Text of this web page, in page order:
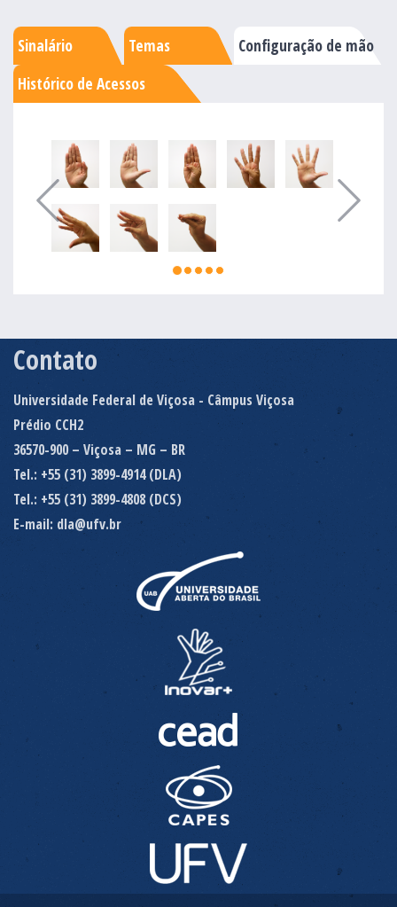
Sinalário Temas
Configuração de mão
Histórico de Acessos
Contato
Universidade Federal de Viçosa - Câmpus Viçosa
Prédio CCH2
36570-900 – Viçosa – MG – BR
Tel.: +55 (31) 3899-4914 (DLA)
Tel.: +55 (31) 3899-4808 (DCS)
E-mail: dla@ufv.br